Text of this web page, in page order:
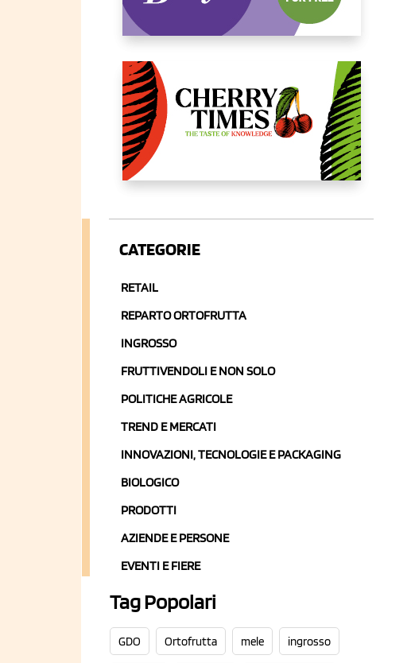
CATEGORIE
RETAIL
REPARTO ORTOFRUTTA
INGROSSO
FRUTTIVENDOLI E NON SOLO
POLITICHE AGRICOLE
TREND E MERCATI
INNOVAZIONI, TECNOLOGIE E PACKAGING
BIOLOGICO
PRODOTTI
AZIENDE E PERSONE
EVENTI E FIERE
Tag Popolari
GDO Ortofrutta mele ingrosso